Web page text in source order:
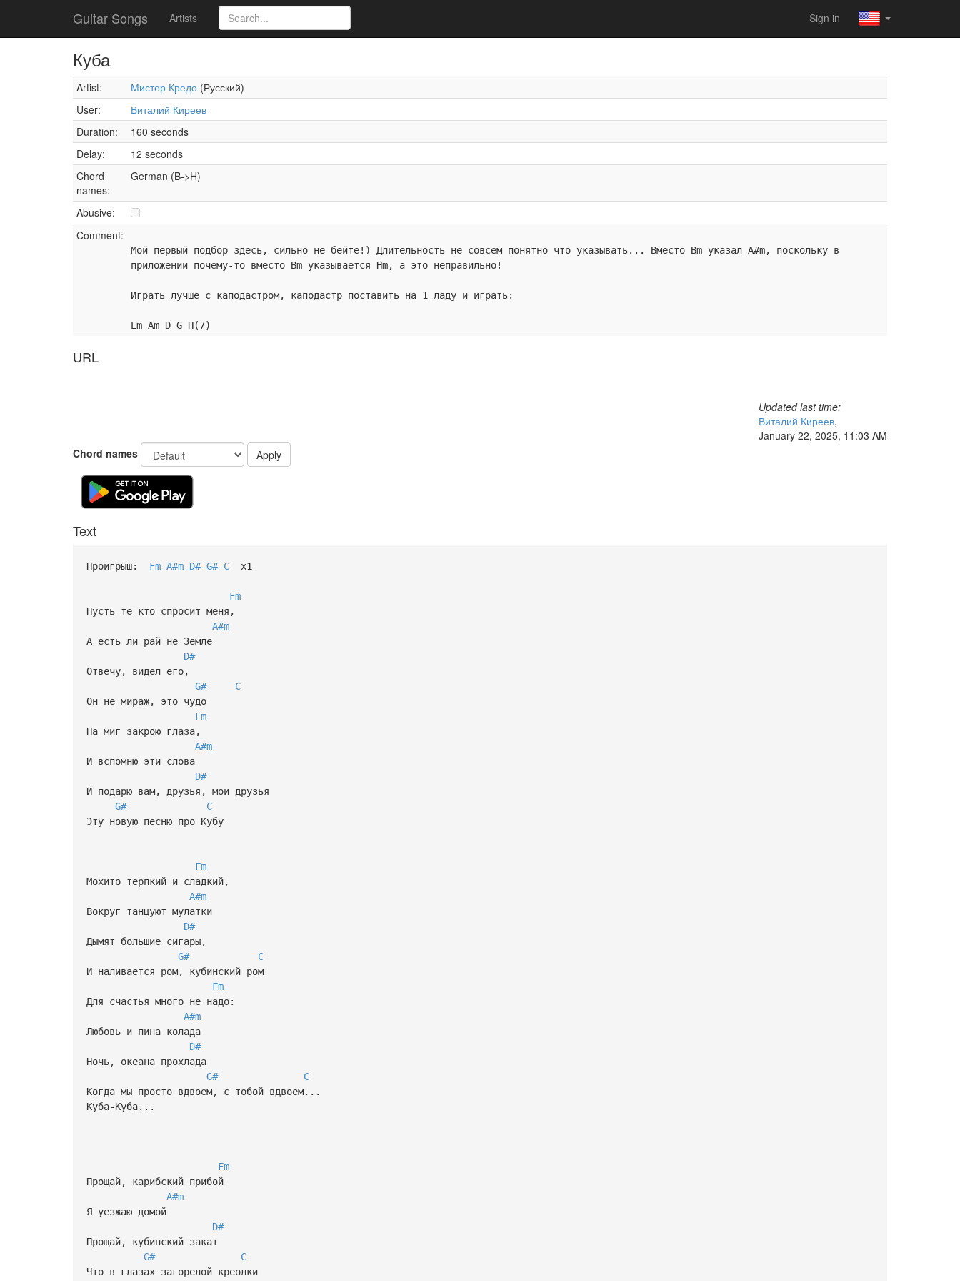
Guitar Songs Artists Sign in
Куба
Artist: Мистер Кредо (Русский)
User:
Виталий Киреев
Duration:
160 seconds
Delay:
12 seconds
Chord
names:
German (B->H)
Abusive:
Comment:
Мой первый подбор здесь, сильно не бейте!) Длительность не совсем понятно что указывать... Вместо Bm указал A#m, поскольку в
приложении почему-то вместо Bm указывается Hm, а это неправильно!
Играть лучше с каподастром, каподастр поставить на 1 ладу и играть:
Em Am D G H(7)
URL
Updated last time:
Виталий Киреев,
January 22, 2025, 11:03 AM
Chord names
Apply
Text
Проигрыш: Fm A#m D# G# Cx1
Fm
Пусть те кто спросит меня,
A#m
А есть ли рай не Земле
D#
Отвечу, видел его,
G#
C
Он не мираж, это чудо
Fm
На миг закрою глаза,
A#m
И вспомню эти слова
D#
И подарю вам, друзья, мои друзья
G#
C
Эту новую песню про Кубу
Fm
Мохито терпкий и сладкий,
A#m
Вокруг танцуют мулатки
D#
Дымят большие сигары,
G#
C
И наливается ром, кубинский ром
Fm
Для счастья много не надо:
A#m
Любовь и пина колада
D#
Ночь, океана прохлада
G#
C
Когда мы просто вдвоем, с тобой вдвоем...
Куба-Куба...
Fm
Прощай, карибский прибой
A#m
Я уезжаю домой
D#
Прощай, кубинский закат
G#
C
Что в глазах загорелой креолки